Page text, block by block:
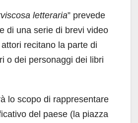
letteraria” prevede
di una serie di brevi video
recitano la parte di
o dei personaggi dei libri
lo scopo di rappresentare
del paese (la piazza